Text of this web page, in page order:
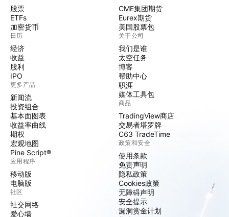
股票
ETFs
加密货币
日历
经济
收益
股利
IPO
更多产品
新闻流
投资组合
基本面图表
收益率曲线
期权
宏观地图
Pine Script®
应用程序
移动版
电脑版
社区
社交网络
爱心墙
CME集团期货
Eurex期货
美国股票包
关于公司
我们是谁
太空任务
博客
帮助中心
职涯
媒体工具包
商品
TradingView商店
交易者塔罗牌
C63 TradeTime
政策和安全
使用条款
免责声明
隐私政策
Cookies政策
无障碍声明
安全提示
漏洞赏金计划